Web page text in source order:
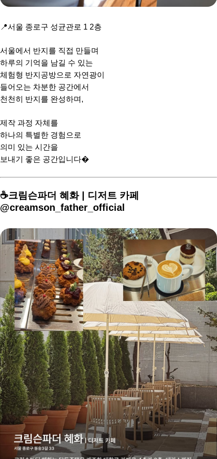
📍서울 종로구 성균관로 1 2층
서울에서 반지를 직접 만들며
하루의 기억을 남길 수 있는
체험형 반지공방으로 자연광이
들어오는 차분한 공간에서
천천히 반지를 완성하며,
제작 과정 자체를
하나의 특별한 경험으로
의미 있는 시간을
보내기 좋은 공간입니다�
☕️크림슨파더 혜화 | 디저트 카페
@creamson_father_official